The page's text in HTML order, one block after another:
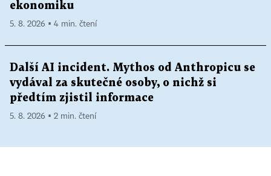
ekonomiku
5. 8. 2026 ▪ 4 min. čtení
Další AI incident. Mythos od Anthropicu se
vydával za skutečné osoby, o nichž si
předtím zjistil informace
5. 8. 2026 ▪ 2 min. čtení